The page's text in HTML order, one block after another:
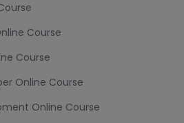
Course
Course
Online Course
Online Course